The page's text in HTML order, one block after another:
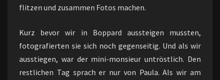
flitzen und zusammen Fotos machen.
Kurz bevor wir in Boppard aussteigen mussten,
fotografierten sie sich noch gegenseitig. Und als wir
ausstiegen, war der mini-monsieur untröstlich. Den
restlichen Tag sprach er nur von Paula. Als wir am